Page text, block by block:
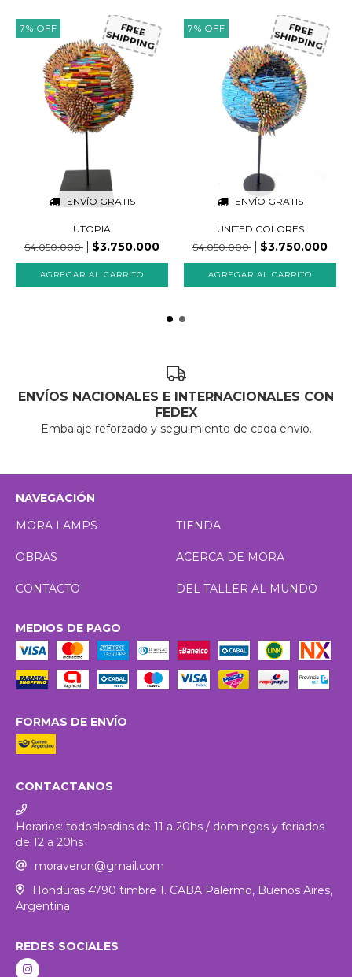
7% OFF
ENVÍO GRATIS
FREE
SHIPPING
UTOPIA
$4.050.000
$3.750.000
7% OFF
ENVÍO GRATIS
FREE
SHIPPING
UNITED COLORES
$4.050.000
$3.750.000
ENVÍOS NACIONALES E INTERNACIONALES CON
FEDEX
Embalaje reforzado y seguimiento de cada envío.
NAVEGACIÓN
MORA LAMPS
TIENDA
OBRAS ACERCA DE MORA
CONTACTO DEL TALLER AL MUNDO
MEDIOS DE PAGO
FORMAS DE ENVÍO
CONTACTANOS
Horarios: todoslosdias de 11 a 20hs / domingos y feriados
de 12 a 20hs
moraveron@gmail.com
Honduras 4790 timbre 1. CABA Palermo, Buenos Aires,
Argentina
REDES SOCIALES